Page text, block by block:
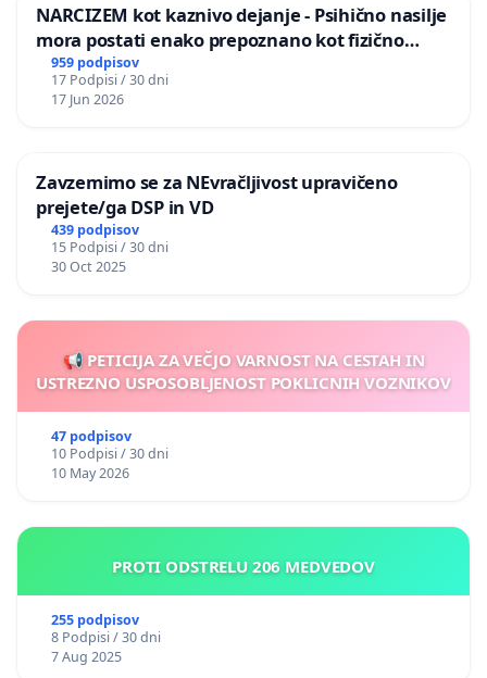
NARCIZEM kot kaznivo dejanje - Psihično nasilje
mora postati enako prepoznano kot fizično
nasilje
959 podpisov
17 Podpisi / 30 dni
17 Jun 2026
Zavzemimo se za NEvračljivost upravičeno
prejete/ga DSP in VD
439 podpisov
15 Podpisi / 30 dni
30 Oct 2025
📢 PETICIJA ZA VEČJO VARNOST NA CESTAH IN
USTREZNO USPOSOBLJENOST POKLICNIH VOZNIKOV
47 podpisov
10 Podpisi / 30 dni
10 May 2026
PROTI ODSTRELU 206 MEDVEDOV
255 podpisov
8 Podpisi / 30 dni
7 Aug 2025